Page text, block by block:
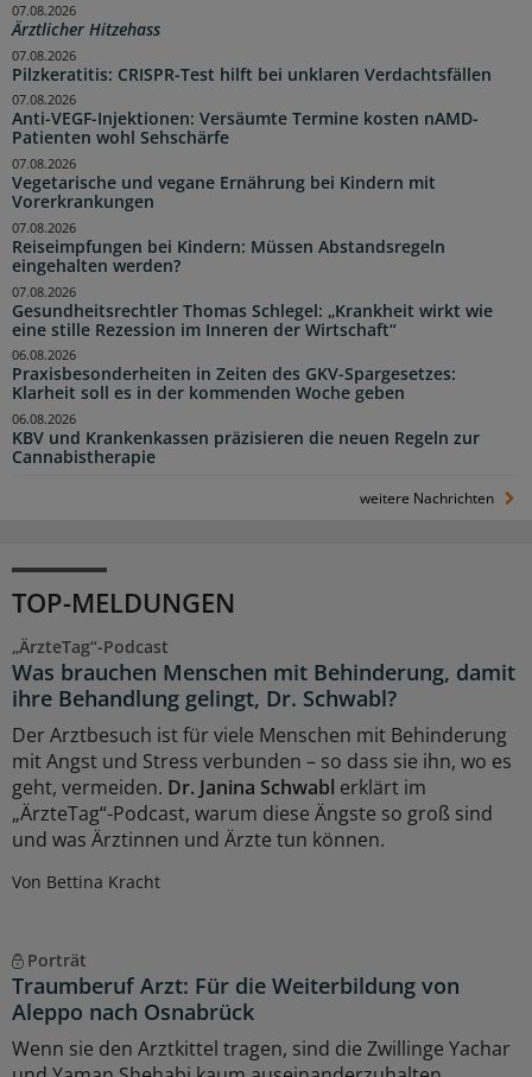
Ärztlicher Hitzehass
07.08.2026
Pilzkeratitis: CRISPR-Test hilft bei unklaren Verdachtsfällen
07.08.2026
Anti-VEGF-Injektionen: Versäumte Termine kosten nAMD-
Patienten wohl Sehschärfe
07.08.2026
Vegetarische und vegane Ernährung bei Kindern mit
Vorerkrankungen
07.08.2026
Reiseimpfungen bei Kindern: Müssen Abstandsregeln
eingehalten werden?
07.08.2026
Gesundheitsrechtler Thomas Schlegel: „Krankheit wirkt wie
eine stille Rezession im Inneren der Wirtschaft“
07.08.2026
Praxisbesonderheiten in Zeiten des GKV-Spargesetzes:
Klarheit soll es in der kommenden Woche geben
06.08.2026
KBV und Krankenkassen präzisieren die neuen Regeln zur
Cannabistherapie
06.08.2026
weitere Nachrichten
TOP-MELDUNGEN
„ÄrzteTag“-Podcast
Was brauchen Menschen mit Behinderung, damit
ihre Behandlung gelingt, Dr. Schwabl?
Der Arztbesuch ist für viele Menschen mit Behinderung
mit Angst und Stress verbunden – so dass sie ihn, wo es
geht, vermeiden. Dr. Janina Schwabl erklärt im
„ÄrzteTag“-Podcast, warum diese Ängste so groß sind
und was Ärztinnen und Ärzte tun können.
Von Bettina Kracht
Porträt
Traumberuf Arzt: Für die Weiterbildung von
Aleppo nach Osnabrück
Wenn sie den Arztkittel tragen, sind die Zwillinge Yachar